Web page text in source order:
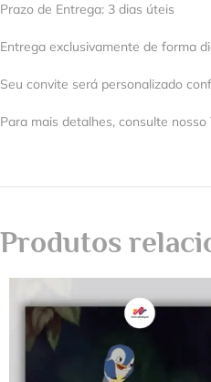
Prazo de Entrega: 3 dias úteis
Entrega exclusivamente de forma
Seu convite será personalizado
Para mais detalhes, consulte
Produtos